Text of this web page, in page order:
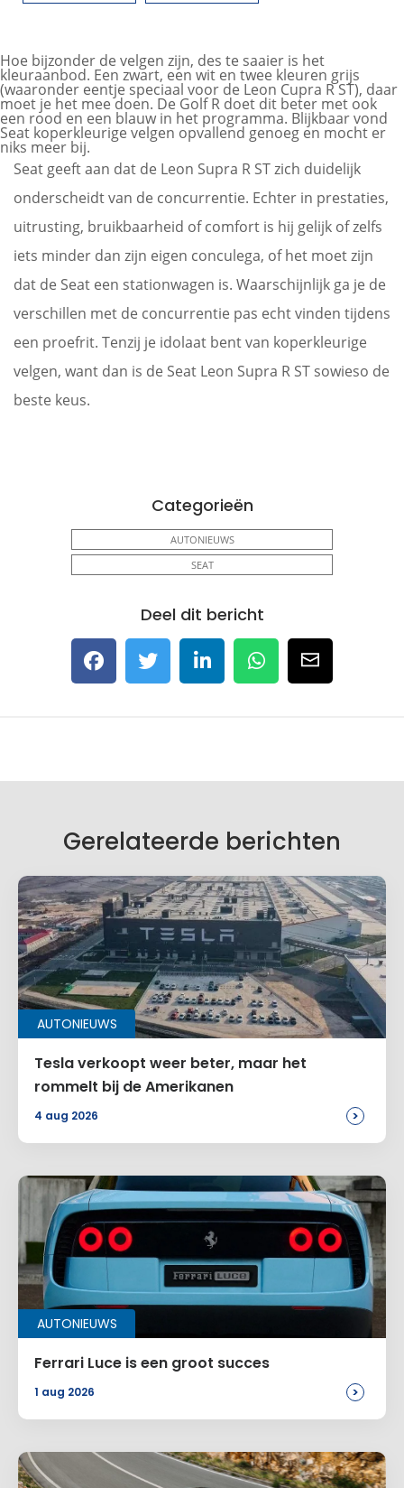
Hoe bijzonder de velgen zijn, des te saaier is het
kleuraanbod. Een zwart, een wit en twee kleuren grijs
(waaronder eentje speciaal voor de Leon Cupra R ST), daar
moet je het mee doen. De Golf R doet dit beter met ook
een rood en een blauw in het programma. Blijkbaar vond
Seat koperkleurige velgen opvallend genoeg en mocht er
niks meer bij.
Seat geeft aan dat de Leon Supra R ST zich duidelijk
onderscheidt van de concurrentie. Echter in prestaties,
uitrusting, bruikbaarheid of comfort is hij gelijk of zelfs
iets minder dan zijn eigen conculega, of het moet zijn
dat de Seat een stationwagen is. Waarschijnlijk ga je de
verschillen met de concurrentie pas echt vinden tijdens
een proefrit. Tenzij je idolaat bent van koperkleurige
velgen, want dan is de Seat Leon Supra R ST sowieso de
beste keus.
Categorieën
AUTONIEUWS
SEAT
Deel dit bericht
Gerelateerde berichten
AUTONIEUWS
Tesla verkoopt weer beter, maar het
rommelt bij de Amerikanen
4 aug 2026 >
AUTONIEUWS
Ferrari Luce is een groot succes
1 aug 2026 >